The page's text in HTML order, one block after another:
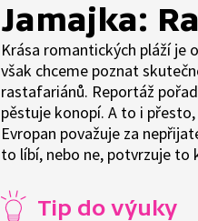
Jamajka:
Krása romantických pláží je
však chceme poznat
rastafariánů. Reportáž
pěstuje konopí. A to i
Evropan považuje za
to líbí, nebo ne, potvrzuje to
Tip do výuky